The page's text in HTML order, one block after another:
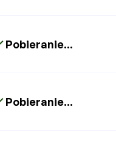
Pobieranie...
Pobieranie...